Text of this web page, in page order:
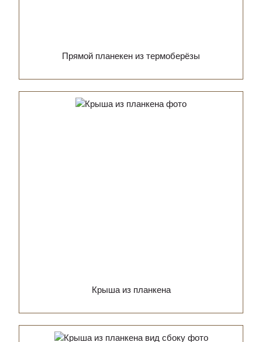
Прямой планекен из термоберёзы
Крыша из планкена